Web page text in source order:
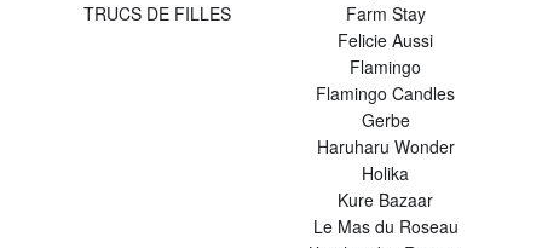
TRUCS DE FILLES
Farm Stay
Felicie Aussi
Flamingo
Flamingo Candles
Gerbe
Haruharu Wonder
Holika
Kure Bazaar
Le Mas du Roseau